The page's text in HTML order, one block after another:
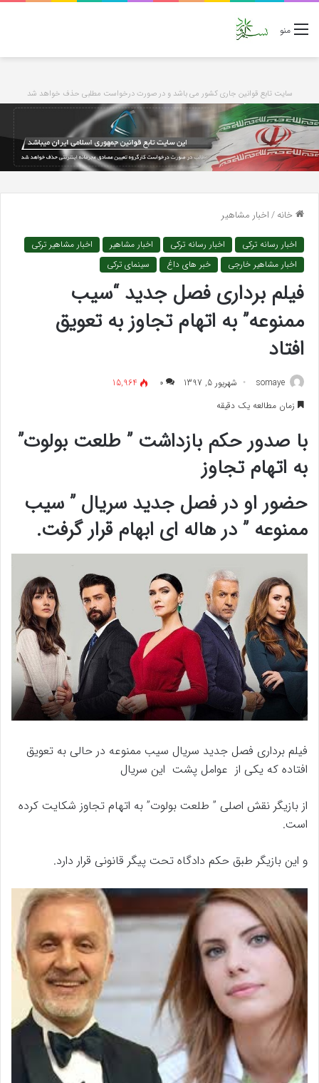
منو
سایت تابع قوانین جاری کشور می باشد و در صورت درخواست مطلبی حذف خواهد شد
خانه/اخبار مشاهیر
اخبار رسانه ترکی اخبار رسانه ترکی اخبار مشاهیر
اخبار مشاهیر ترکی
اخبار مشاهیر خارجی
خبر های داغ سینمای ترکی
فیلم برداری فصل جدید “سیب
ممنوعه” به اتهام تجاوز به تعویق
افتاد
somaye شهریور 5, 1397 ۰
15,964
زمان مطالعه یک دقیقه
با صدور حکم بازداشت ” طلعت بولوت”
به اتهام تجاوز
حضور او در فصل جدید سریال ” سیب
ممنوعه ” در هاله ای ابهام قرار گرفت.
فیلم برداری فصل جدید سریال سیب ممنوعه در حالی به تعویق
افتاده که یکی از عوامل پشت این سریال
از بازیگر نقش اصلی ” طلعت بولوت” به اتهام تجاوز شکایت کرده
است.
و این بازیگر طبق حکم دادگاه تحت پیگر قانونی قرار دارد.